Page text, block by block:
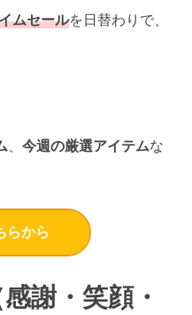
ムセールを日替わりで、
今週の厳選アイテムな
らから
謝・笑顔・